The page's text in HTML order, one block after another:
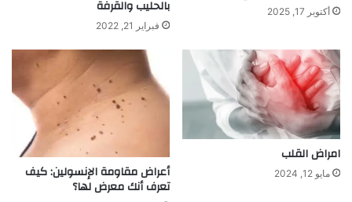
أكتوبر 17, 2025 بالحليب والقرفة
فبراير 21, 2022
امراض القلب
مايو 12, 2024 أعراض مقاومة الإنسولين: كيف
تعرف أنك معرض لها؟